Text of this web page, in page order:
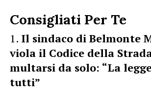
Consigliati Per Te
Il sindaco di Belmonte
viola il Codice della
multarsi da solo: “La
tutti”